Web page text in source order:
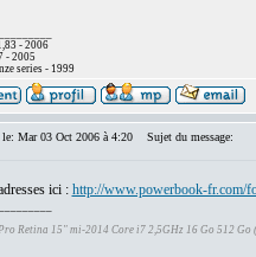
- 2006
- 2005
series - 1999
Mar 03 Oct 2006 à 4:20 Sujet du message:
ici : http://www.powerbook-fr.com/
Retina 15" mi-2014 Core i7 2,5GHz 16 Go 512 Go